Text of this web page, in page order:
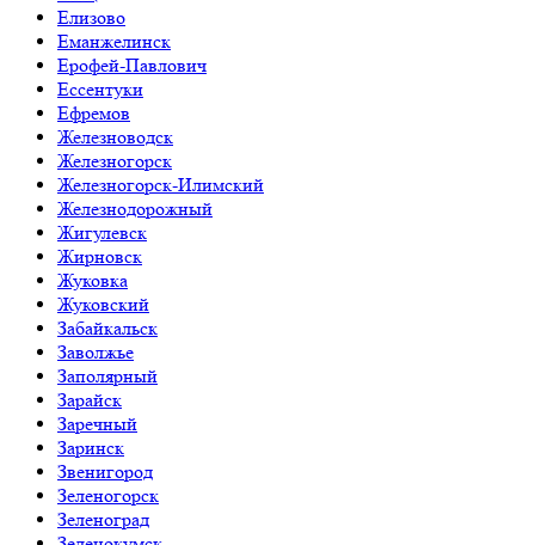
Елизово
Еманжелинск
Ерофей-Павлович
Ессентуки
Ефремов
Железноводск
Железногорск
Железногорск-Илимский
Железнодорожный
Жигулевск
Жирновск
Жуковка
Жуковский
Забайкальск
Заволжье
Заполярный
Зарайск
Заречный
Заринск
Звенигород
Зеленогорск
Зеленоград